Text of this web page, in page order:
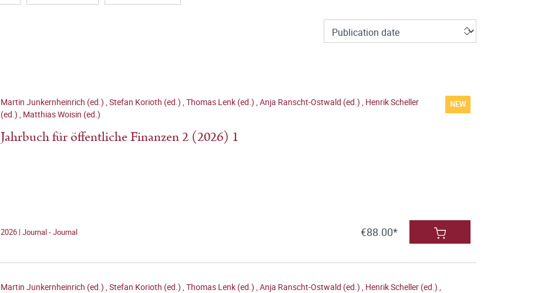
Martin Junkernheinrich (ed.) ,Stefan Korioth (ed.) ,Thomas Lenk (ed.) ,Anja Ranscht-Ostwald (ed.) , Henrik Scheller
(ed.) , Matthias Woisin (ed.)
Jahrbuch für öffentliche Finanzen 2 (2026) 1
NEW
2026 | Journal - Journal €88.00*
Martin Junkernheinrich (ed.) ,Stefan Korioth (ed.) ,Thomas Lenk (ed.) ,Anja Ranscht-Ostwald (ed.) , Henrik Scheller (ed.) ,